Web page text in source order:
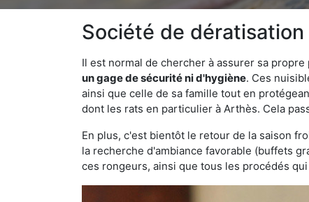
Société de
Il est normal de chercher à assurer sa
un gage de sécurité ni d'hygiène. Ces
ainsi que celle de sa famille tout en
dont les rats en particulier à Arthès. Cela
En plus, c'est bientôt le retour de la saison
la recherche d'ambiance favorable (buffets
ces rongeurs, ainsi que tous les procédés